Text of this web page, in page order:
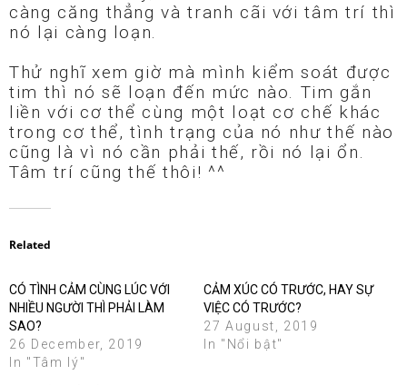
càng căng thẳng và tranh cãi với tâm trí thì
nó lại càng loạn.
Thử nghĩ xem giờ mà mình kiểm soát được
tim thì nó sẽ loạn đến mức nào. Tim gắn
liền với cơ thể cùng một loạt cơ chế khác
trong cơ thể, tình trạng của nó như thế nào
cũng là vì nó cần phải thế, rồi nó lại ổn.
Tâm trí cũng thế thôi! ^^
Related
CÓ TÌNH CẢM CÙNG LÚC VỚI
NHIỀU NGƯỜI THÌ PHẢI LÀM
SAO?
26 December, 2019
In "Tâm lý"
CẢM XÚC CÓ TRƯỚC, HAY SỰ
VIỆC CÓ TRƯỚC?
27 August, 2019
In "Nổi bật"